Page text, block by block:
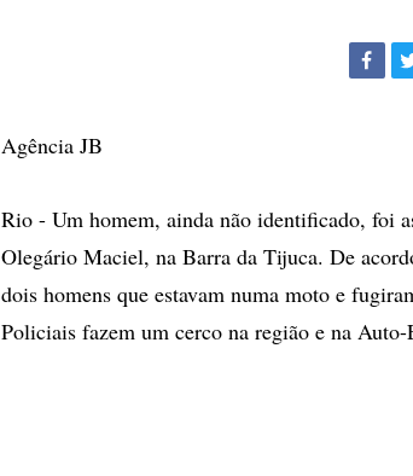
Agência JB
Rio - Um homem, ainda não identificado, foi
Olegário Maciel, na Barra da Tijuca. De
dois homens que estavam numa moto e
Policiais fazem um cerco na região e na Auto-